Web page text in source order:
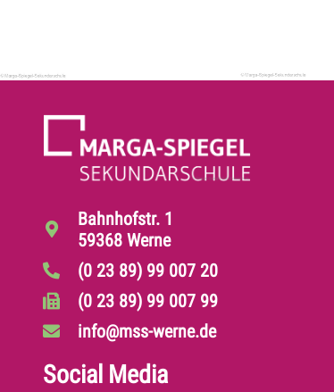
Bahnhofstr. 1
59368 Werne
(0 23 89) 99 007 20
(0 23 89) 99 007 99
info@mss-werne.de
Social Media